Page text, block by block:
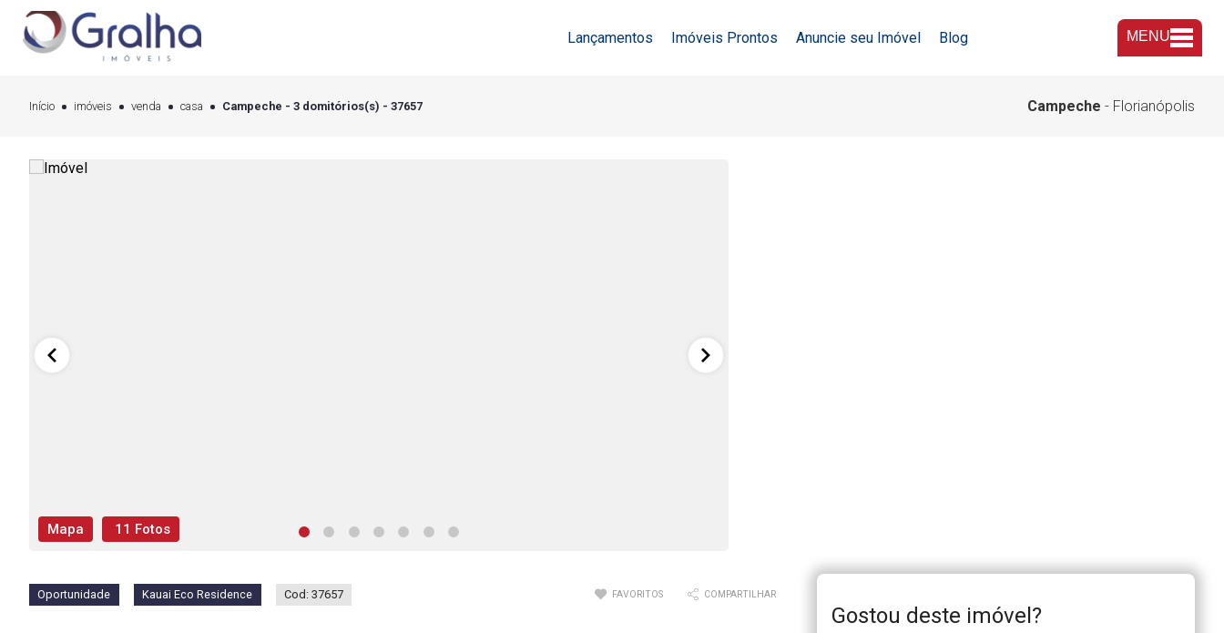
Lançamentos Imóveis Prontos Anuncie seu Imóvel Blog MENU
Início imóveis venda casa Campeche - 3 domitórios(s) - 37657 Campeche - Florianópolis
Mapa 11 Fotos
Oportunidade Kauai Eco Residence Cod: 37657 FAVORITOS COMPARTILHAR
Gostou deste imóvel?